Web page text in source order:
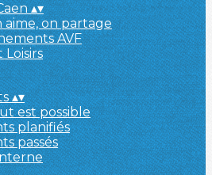
▴▾
aime, on partage
AVF
Loisirs
▴▾
est possible
planifiés
passés